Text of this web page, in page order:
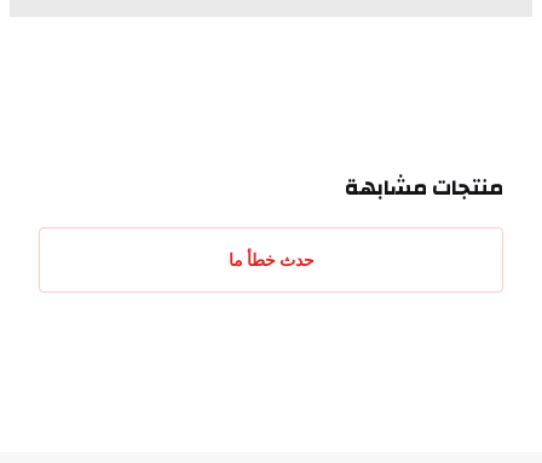
منتجات مشابهة
حدث خطأ ما